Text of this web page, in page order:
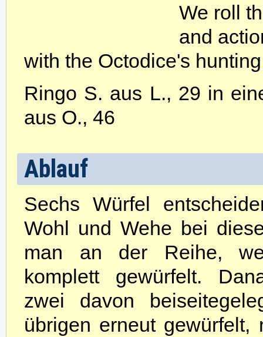
We roll
and
with the Octodice's
Ringo S. aus L., 29 in
aus O., 46
Ablauf
Sechs Würfel
Wohl und Wehe bei
man an der Reihe,
komplett gewürfelt.
zwei davon
übrigen erneut gewürfelt,